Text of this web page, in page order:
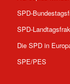
SPD-
SPD-
Die SPD in
SPE/PES